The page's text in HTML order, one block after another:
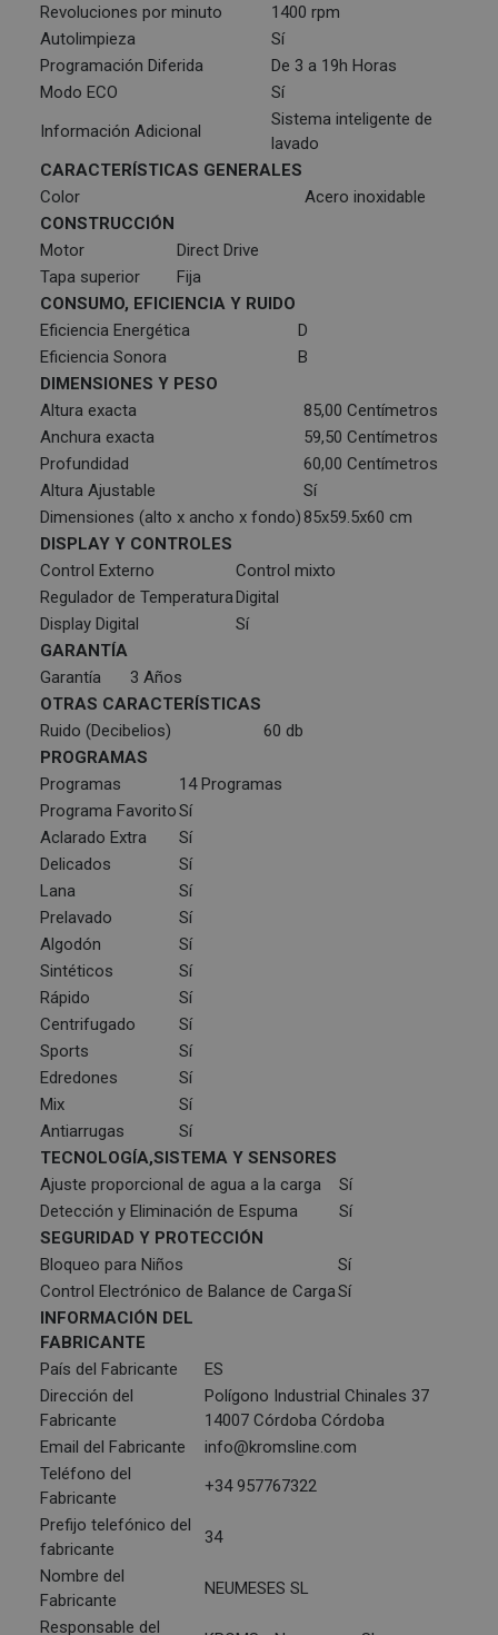
Revoluciones por minuto
1400 rpm
Autolimpieza
Sí
Programación Diferida
De 3 a 19h Horas
Modo ECO
Sí
Información Adicional
Sistema inteligente de
lavado
CARACTERÍSTICAS GENERALES
Color
Acero inoxidable
CONSTRUCCIÓN
Motor
Direct Drive
Tapa superior
Fija
CONSUMO, EFICIENCIA Y RUIDO
Eficiencia Energética
D
Eficiencia Sonora
B
DIMENSIONES Y PESO
Altura exacta
85,00 Centímetros
Anchura exacta
59,50 Centímetros
Profundidad
60,00 Centímetros
Altura Ajustable
Sí
Dimensiones (alto x ancho x fondo)85x59.5x60 cm
DISPLAY Y CONTROLES
Control Externo
Control mixto
Regulador de TemperaturaDigital
Display Digital
Sí
GARANTÍA
Garantía
3 Años
OTRAS CARACTERÍSTICAS
Ruido (Decibelios)
60 db
PROGRAMAS
Programas
14 Programas
Programa FavoritoSí
Aclarado Extra
Sí
Delicados
Sí
Lana
Sí
Prelavado
Sí
Algodón
Sí
Sintéticos
Sí
Rápido
Sí
Centrifugado
Sí
Sports
Sí
Edredones
Sí
Mix
Sí
Antiarrugas
Sí
TECNOLOGÍA,SISTEMA Y SENSORES
Ajuste proporcional de agua a la carga
Sí
Detección y Eliminación de Espuma
Sí
SEGURIDAD Y PROTECCIÓN
Bloqueo para Niños
Sí
Control Electrónico de Balance de CargaSí
INFORMACIÓN DEL
FABRICANTE
País del Fabricante
ES
Dirección del
Fabricante
Polígono Industrial Chinales 37
14007 Córdoba Córdoba
Email del Fabricante
info@kromsline.com
Teléfono del
Fabricante
+34 957767322
Prefijo telefónico del
fabricante
34
Nombre del
Fabricante
NEUMESES SL
Responsable del